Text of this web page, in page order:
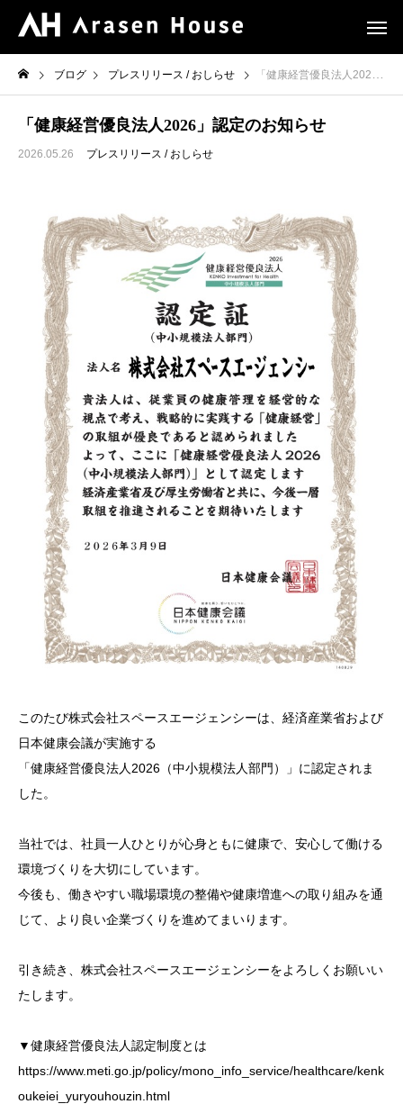
ブログ プレスリリース / おしらせ 「健康経営優良法人2026」認定のお知らせ
「健康経営優良法人2026」認定のお知らせ
2026.05.26 プレスリリース / おしらせ
このたび株式会社スペースエージェンシーは、経済産業省および
日本健康会議が実施する
「健康経営優良法人2026（中小規模法人部門）」に認定されま
した。
当社では、社員一人ひとりが心身ともに健康で、安心して働ける
環境づくりを大切にしています。
今後も、働きやすい職場環境の整備や健康増進への取り組みを通
じて、より良い企業づくりを進めてまいります。
引き続き、株式会社スペースエージェンシーをよろしくお願いい
たします。
▼健康経営優良法人認定制度とは
https://www.meti.go.jp/policy/mono_info_service/healthcare/kenk
oukeiei_yuryouhouzin.html